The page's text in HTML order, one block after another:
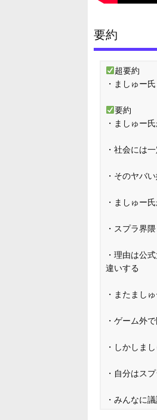
要約
超要約
・ましゅー
要約
・ましゅー
・社会には
・そのヤバ
・ましゅー
・スプラ界
・理由は公
違いする
・またまし
・ゲーム外
・しかしま
・自分はス
・みんなに